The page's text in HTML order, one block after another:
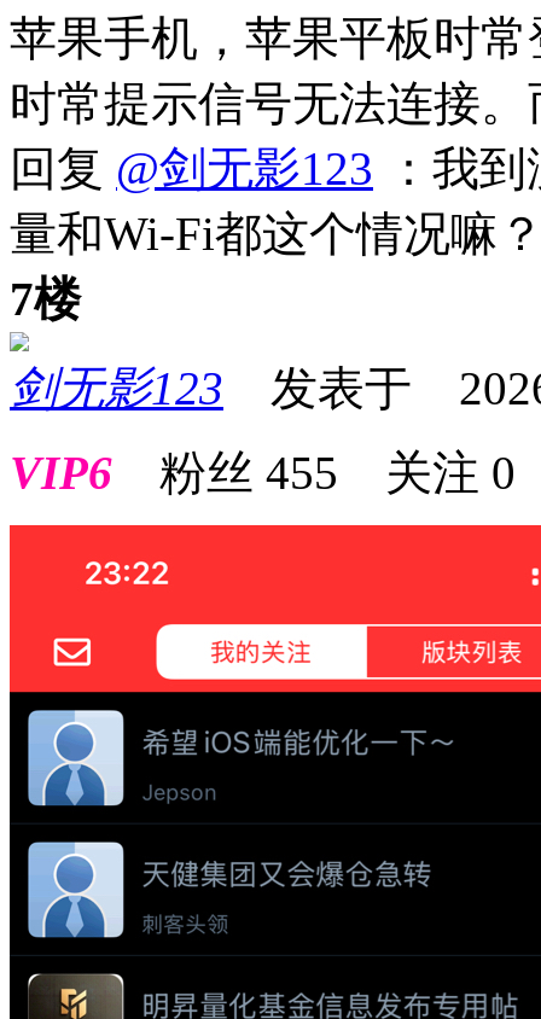
苹果手机，苹果平板时
时常提示信号无法连接
回复 @剑无影123 ：我
量和Wi-Fi都这个情况嘛
7楼
剑无影123 发表于
VIP6 粉丝 455 关注 0